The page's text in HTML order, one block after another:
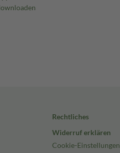
Rechtliches
Widerruf erklären
Cookie-Einstellungen